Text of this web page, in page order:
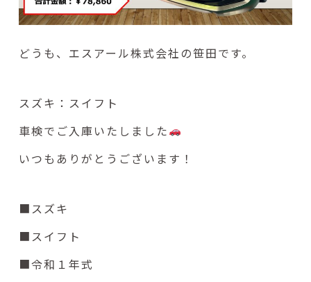
どうも、エスアール株式会社の笹田です。
スズキ：スイフト
車検でご入庫いたしました
いつもありがとうございます！
■スズキ
■スイフト
■令和１年式